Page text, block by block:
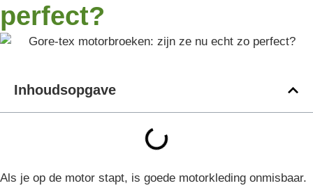
perfect?
Inhoudsopgave
Als je op de motor stapt, is goede motorkleding onmisbaar.